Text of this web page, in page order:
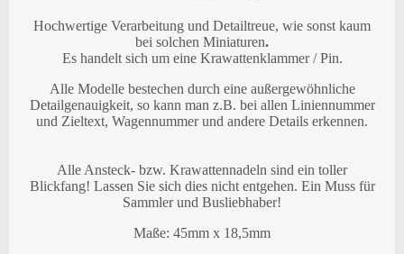
Hochwertige Verarbeitung und Detailtreue, wie sonst kaum
bei solchen Miniaturen.
Es handelt sich um eine Krawattenklammer / Pin.
Alle Modelle bestechen durch eine außergewöhnliche
Detailgenauigkeit, so kann man z.B. bei allen Liniennummer
und Zieltext, Wagennummer und andere Details erkennen.
Alle Ansteck- bzw. Krawattennadeln sind ein toller
Blickfang! Lassen Sie sich dies nicht entgehen. Ein Muss für
Sammler und Busliebhaber!
Maße: 45mm x 18,5mm